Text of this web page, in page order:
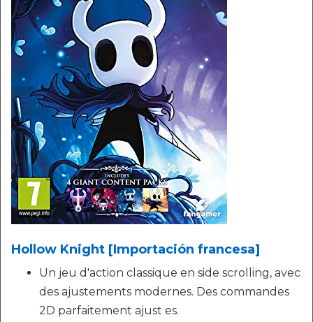
Hollow Knight [Importación francesa]
Un jeu d'action classique en side scrolling, avec
des ajustements modernes. Des commandes
2D parfaitement ajust es.